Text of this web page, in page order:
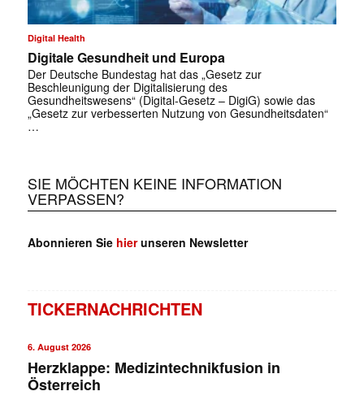
Digital Health
Digitale Gesundheit und Europa
Der Deutsche Bundestag hat das „Gesetz zur
Beschleunigung der Digitalisierung des
Gesundheitswesens“ (Digital-Gesetz – DigiG) sowie das
„Gesetz zur verbesserten Nutzung von Gesundheitsdaten“
…
SIE MÖCHTEN KEINE INFORMATION
VERPASSEN?
Abonnieren Sie hierunseren Newsletter
TICKERNACHRICHTEN
6. August 2026
Herzklappe: Medizintechnikfusion in
Österreich